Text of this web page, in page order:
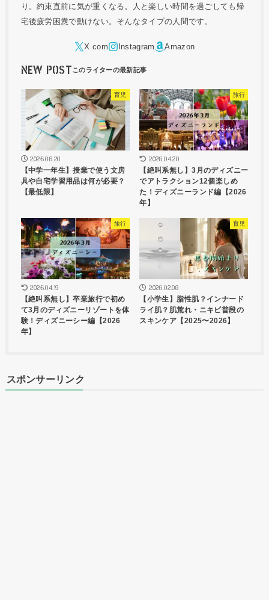
り。約束直前に気が重くなる。人と楽しい時間を過ごしても帰
宅後疲労困憊で動けない。そんなタイプの人間です。
NEW POST
育児
2026.06.20
【中学一年生】授業で使う文房
具や自宅学習用品は何が必要？
【最低限】
旅行
2026.04.20
【絶叫系無し】3月のディズニー
でアトラクション12個楽しめ
た！ディズニーランド編【2026
年】
旅行
2026.04.19
【絶叫系無し】卒業旅行で初め
て3月のディズニーリゾートを体
験！ディズニーシー編【2026
年】
育児
2026.02.08
【小学生】脂性肌？インナード
ライ肌？肌荒れ・ニキビ普段の
スキンケア【2025〜2026】
スポンサーリンク